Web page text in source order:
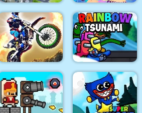
Flying Car Extreme
Simulator
Arabian Princess
Dress Up Game
Dirt Bike Racing Duel Rainbow Tsunami